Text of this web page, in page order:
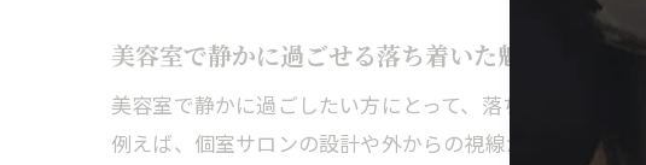
美容室で静かに過ごせる落ち着いた魅力
美容室で静かに過ごしたい方にとって、落ち着いた環境
例えば、個室サロンの設計や外からの視線が遮られる立